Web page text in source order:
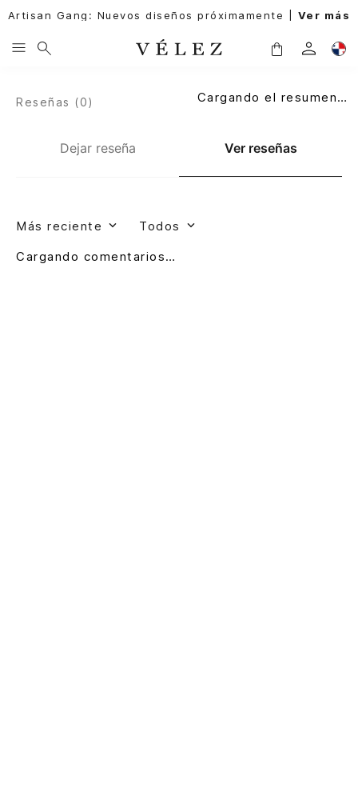
Artisan Gang: Nuevos diseños próximamente | Ver más
Dejar reseña Ver reseñas
Reseñas (0) Cargando el resumen…
Más reciente Todos
Cargando comentarios…